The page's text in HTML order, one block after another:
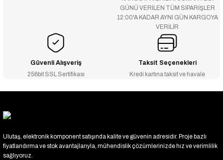
GÜNÜ VERİLEN TÜM SİPARİŞLER
12:00'A KADAR AYNI GÜN KARGOYA
VERİLİR
Güvenli Alışveriş
256bit SSL Sertifikası
Taksit Seçenekleri
Kredi kartına taksit ve havale
Ulutaş, elektronik komponent satışında kalite ve güvenin adresidir. Proje bazlı
fiyatlandırma ve stok avantajlarıyla, mühendislik çözümlerinizde hız ve verimlilik
sağlıyoruz.